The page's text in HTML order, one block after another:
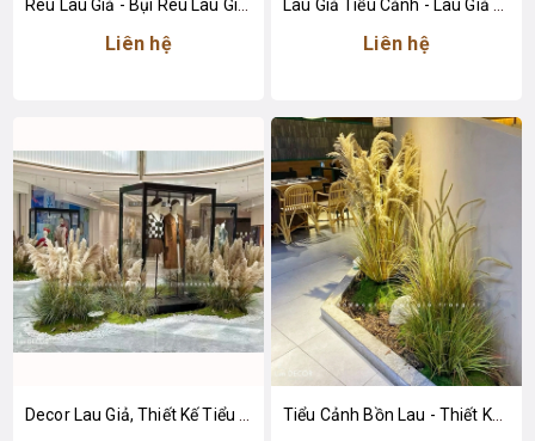
Liên hệ Liên hệ
Tiểu Cảnh Bồn Lau - Thiết Kế Tiểu Cảnh Lau Giả Decor Không Gian Tạo Điểm Nhấn